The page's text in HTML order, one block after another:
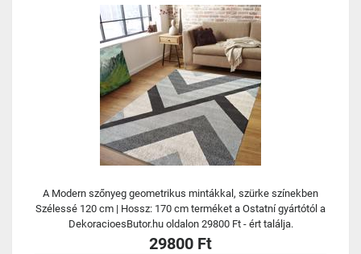
A Modern szőnyeg geometrikus mintákkal, szürke színekben
Szélessé 120 cm | Hossz: 170 cm terméket a Ostatní gyártótól a
DekoracioesButor.hu oldalon 29800 Ft - ért találja.
29800 Ft